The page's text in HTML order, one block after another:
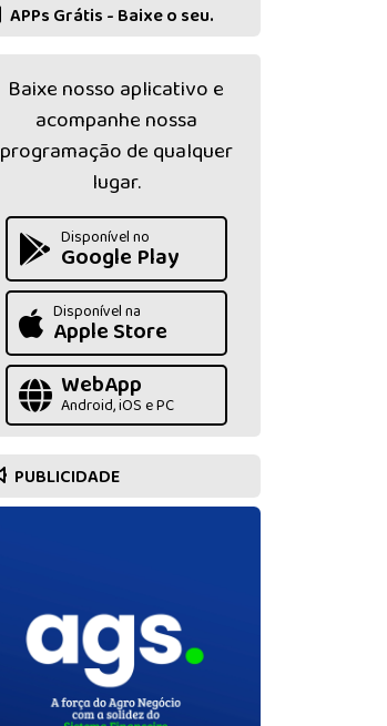
APPs Grátis - Baixe o seu.
Baixe nosso aplicativo e
acompanhe nossa
programação de qualquer
lugar.
Disponível no
Google Play
Disponível na
Apple Store
WebApp
Android, iOS e PC
PUBLICIDADE